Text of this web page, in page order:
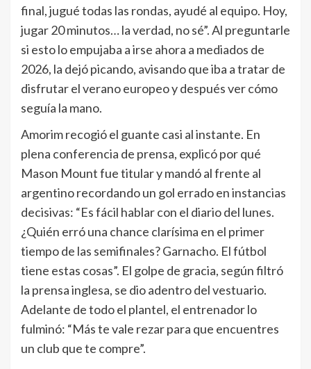
final, jugué todas las rondas, ayudé al equipo. Hoy,
jugar 20 minutos… la verdad, no sé”. Al preguntarle
si esto lo empujaba a irse ahora a mediados de
2026, la dejó picando, avisando que iba a tratar de
disfrutar el verano europeo y después ver cómo
seguía la mano.
Amorim recogió el guante casi al instante. En
plena conferencia de prensa, explicó por qué
Mason Mount fue titular y mandó al frente al
argentino recordando un gol errado en instancias
decisivas: “Es fácil hablar con el diario del lunes.
¿Quién erró una chance clarísima en el primer
tiempo de las semifinales? Garnacho. El fútbol
tiene estas cosas”. El golpe de gracia, según filtró
la prensa inglesa, se dio adentro del vestuario.
Adelante de todo el plantel, el entrenador lo
fulminó: “Más te vale rezar para que encuentres
un club que te compre”.